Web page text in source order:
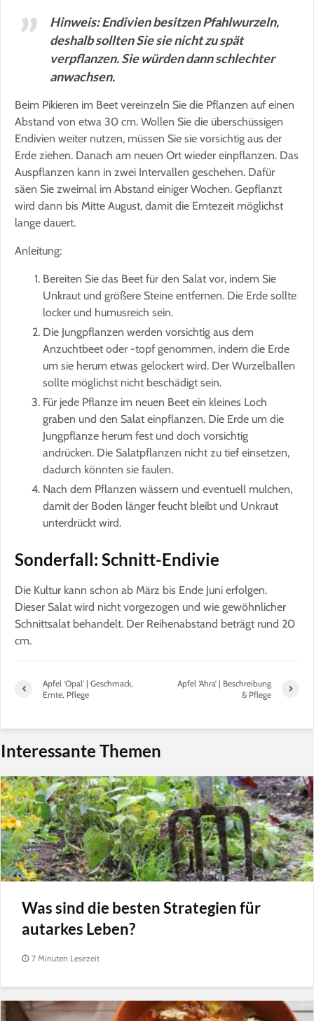
Hinweis: Endivien besitzen Pfahlwurzeln,
deshalb sollten Sie sie nicht zu spät
verpflanzen. Sie würden dann schlechter
anwachsen.
Beim Pikieren im Beet vereinzeln Sie die Pflanzen auf einen
Abstand von etwa 30 cm. Wollen Sie die überschüssigen
Endivien weiter nutzen, müssen Sie sie vorsichtig aus der
Erde ziehen. Danach am neuen Ort wieder einpflanzen. Das
Auspflanzen kann in zwei Intervallen geschehen. Dafür
säen Sie zweimal im Abstand einiger Wochen. Gepflanzt
wird dann bis Mitte August, damit die Erntezeit möglichst
lange dauert.
Anleitung:
Bereiten Sie das Beet für den Salat vor, indem Sie
Unkraut und größere Steine entfernen. Die Erde sollte
locker und humusreich sein.
Die Jungpflanzen werden vorsichtig aus dem
Anzuchtbeet oder -topf genommen, indem die Erde
um sie herum etwas gelockert wird. Der Wurzelballen
sollte möglichst nicht beschädigt sein.
Für jede Pflanze im neuen Beet ein kleines Loch
graben und den Salat einpflanzen. Die Erde um die
Jungpflanze herum fest und doch vorsichtig
andrücken. Die Salatpflanzen nicht zu tief einsetzen,
dadurch könnten sie faulen.
Nach dem Pflanzen wässern und eventuell mulchen,
damit der Boden länger feucht bleibt und Unkraut
unterdrückt wird.
Sonderfall: Schnitt-Endivie
Die Kultur kann schon ab März bis Ende Juni erfolgen.
Dieser Salat wird nicht vorgezogen und wie gewöhnlicher
Schnittsalat behandelt. Der Reihenabstand beträgt rund 20
cm.
Apfel ‘Opal’ | Geschmack,
Ernte, Pflege
Apfel ‘Ahra’ | Beschreibung
& Pflege
Interessante Themen
Was sind die besten Strategien für
autarkes Leben?
7 Minuten Lesezeit